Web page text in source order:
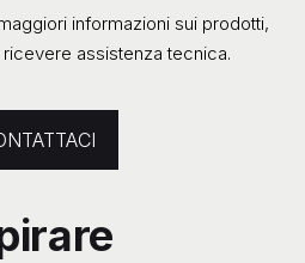
informazioni sui prodotti,
assistenza tecnica.